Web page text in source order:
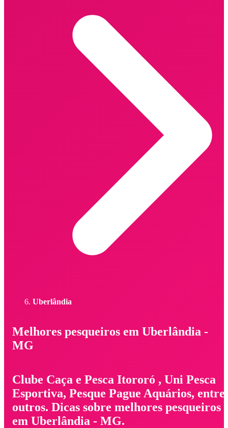
Uberlândia
Melhores pesqueiros em Uberlândia -
MG
Clube Caça e Pesca Itororó , Uni Pesca
Esportiva, Pesque Pague Aquários, entre
outros. Dicas sobre melhores pesqueiros
em Uberlândia - MG.